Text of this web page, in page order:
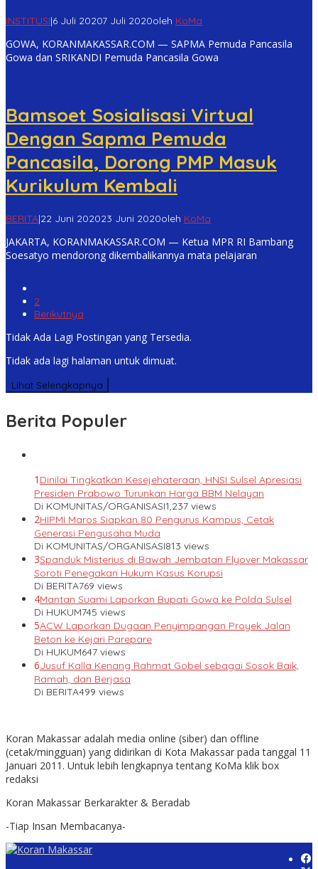
INSTITUSI|6 Juli 20207 Juli 2020oleh KoMa
GOWA, KORANMAKASSAR.COM — SAPMA Pemuda Pancasila
Gowa dan SRIKANDI Pemuda Pancasila Gowa
Bamsoet Sosialisasi Virtual
Dengan Sapma Pemuda
Pancasila, Dorong PMP Masuk
Kurikulum Kembali
BERITA|22 Juni 202023 Juni 2020oleh KoMa
JAKARTA, KORANMAKASSAR.COM — Ketua MPR RI Bambang
Soesatyo mendorong dikembalikannya mata pelajaran
2
Berikutnya
Tidak Ada Lagi Postingan yang Tersedia.
Tidak ada lagi halaman untuk dimuat.
Lihat Selengkapnya
Berita Populer
1 Dinilai Tingkatkan Kesejehateraan, HNSI Sulsel Apresiasi
Presiden Prabowo Turunkan Harga BBM Nelayan
Di KOMUNITAS/ORGANISASI1,237 views
2HIPMI Maros Siapkan 80 Pengurus Kampus, Cetak
Generasi Pengusaha Muda
Di KOMUNITAS/ORGANISASI813 views
3Spanduk Misterius di Bawah Jembatan Flyover Makassar
Soroti Penegakan Hukum Kasus Korupsi
Di BERITA769 views
4Mantan Suami Laporkan Bupati Gowa ke Polda Sulsel
Di HUKUM745 views
5ACW Laporkan Dugaan Penyimpangan Proyek Jalan
Beton ke Kejari Parepare
Di HUKUM647 views
6Jusuf Kalla Kenang Rahmat Gobel sebagai Sosok Baik,
Ramah, dan Berjasa
Di BERITA499 views
Koran Makassar adalah media online (siber) dan offline
(cetak/mingguan) yang didirikan di Kota Makassar pada tanggal 11
Januari 2011. Untuk lebih lengkapnya tentang KoMa klik box
redaksi
Koran Makassar Berkarakter & Beradab
-Tiap Insan Membacanya-